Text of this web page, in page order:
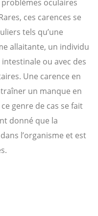
oculaires
ces carences se
tels qu’une
allaitante, un individu
ou avec des
Une carence en
un manque en
genre de cas se fait
donné que la
l’organisme et est